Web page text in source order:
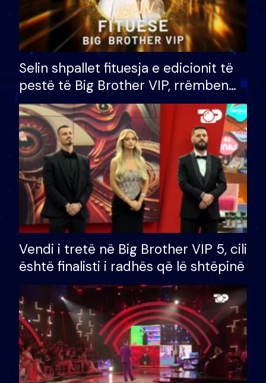
Selin shpallet fituesja e edicionit të
pestë të Big Brother VIP, rrëmben
çmimin e madh prej 100 mijë eurosh
Vendi i tretë në Big Brother VIP 5, cili
është finalisti i radhës që lë shtëpinë